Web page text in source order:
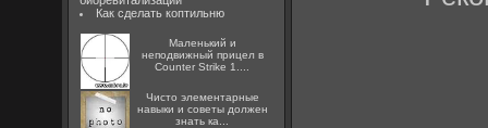
Как сделать коптильню
Маленький и
неподвижный прицел в
Counter Strike 1....
Чисто элементарные
навыки и советы должен
знать ка...